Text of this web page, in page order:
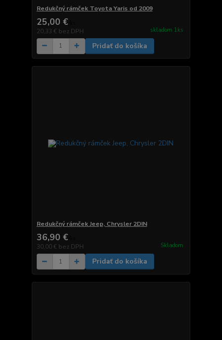
Redukčný rámček Toyota Yaris od 2009
25,00 €
20,33 € bez DPH skladom 1ks
Pridať do košíka
Redukčný rámček Jeep, Chrysler 2DIN
36,90 €
30,00 € bez DPH Skladom
Pridať do košíka